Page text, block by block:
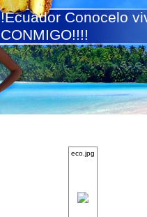
!Ecuador Conocelo
CONMIGO!!!!
eco.jpg